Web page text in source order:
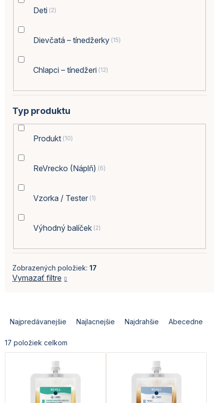
e
n
Najpredávanejšie Najlacnejšie Najdrahšie Abecedne
17 položiek celkom
Deti 2
Dievčatá – tínedžerky 15
Chlapci – tínedžeri 12
Typ produktu
Produkt 10
ReVrecko (Náplň) 6
Vzorka / Tester 1
Výhodný balíček 2
Vymazať filtre
Zobrazených položiek: 17